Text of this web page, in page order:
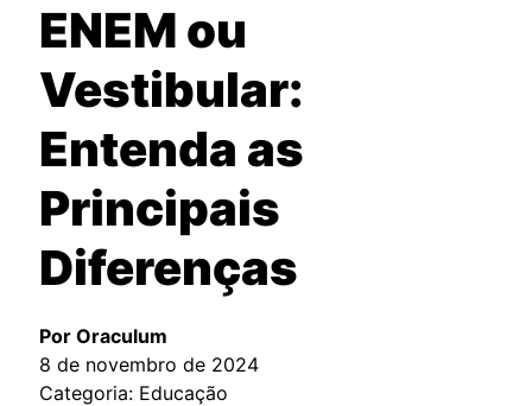
ENEM ou
Vestibular:
Entenda as
Principais
Diferenças
Por Oraculum
8 de novembro de 2024
Categoria: Educação